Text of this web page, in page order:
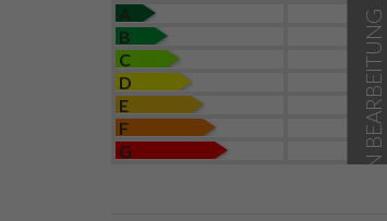
A
B
C
D
E
F
G
IN BEARBEITUNG